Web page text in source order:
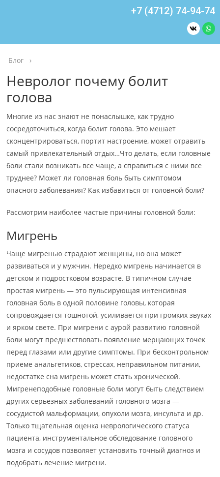
+7 (4712) 74-94-74
Блог ›
Невролог почему болит
голова
Многие из нас знают не понаслышке, как трудно
сосредоточиться, когда болит голова. Это мешает
сконцентрироваться, портит настроение, может отравить
самый привлекательный отдых…Что делать, если головные
боли стали возникать все чаще, а справиться с ними все
труднее? Может ли головная боль быть симптомом
опасного заболевания? Как избавиться от головной боли?
Рассмотрим наиболее частые причины головной боли:
Мигрень
Чаще мигренью страдают женщины, но она может
развиваться и у мужчин. Нередко мигрень начинается в
детском и подростковом возрасте. В типичном случае
простая мигрень — это пульсирующая интенсивная
головная боль в одной половине головы, которая
сопровождается тошнотой, усиливается при громких звуках
и ярком свете. При мигрени с аурой развитию головной
боли могут предшествовать появление мерцающих точек
перед глазами или другие симптомы. При бесконтрольном
приеме анальгетиков, стрессах, неправильном питании,
недостатке сна мигрень может стать хронической.
Мигренеподобные головные боли могут быть следствием
других серьезных заболеваний головного мозга —
сосудистой мальформации, опухоли мозга, инсульта и др.
Только тщательная оценка неврологического статуса
пациента, инструментальное обследование головного
мозга и сосудов позволяет установить точный диагноз и
подобрать лечение мигрени.